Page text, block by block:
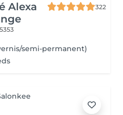
Alexa
322
semi-permanent)